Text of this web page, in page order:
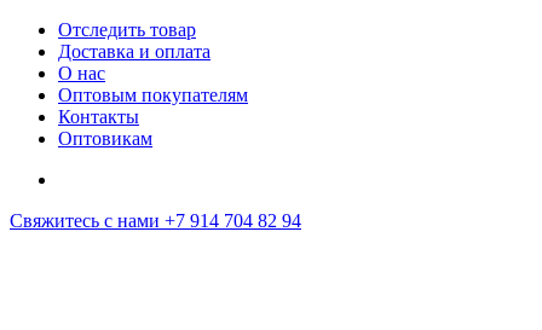
Отследить товар
Доставка и оплата
О нас
Оптовым покупателям
Контакты
Оптовикам
Свяжитесь с нами +7 914 704 82 94